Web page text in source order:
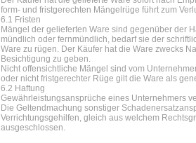
form- und fristgerechten Mängelrüge führt zum
6.1 Fristen
Mängel der gelieferten Ware sind gegenüber der
mündlich oder fernmündlich, bedarf sie der
Ware zu rügen. Der Käufer hat die Ware zwecks
Besichtigung zu geben.
Nicht offensichtliche Mängel sind vom
oder nicht fristgerechter Rüge gilt die Ware als
6.2 Haftung
Gewährleistungsansprüche eines Unternehmers
Die Geltendmachung sonstiger
Verrichtungsgehilfen, gleich aus welchem
ausgeschlossen.